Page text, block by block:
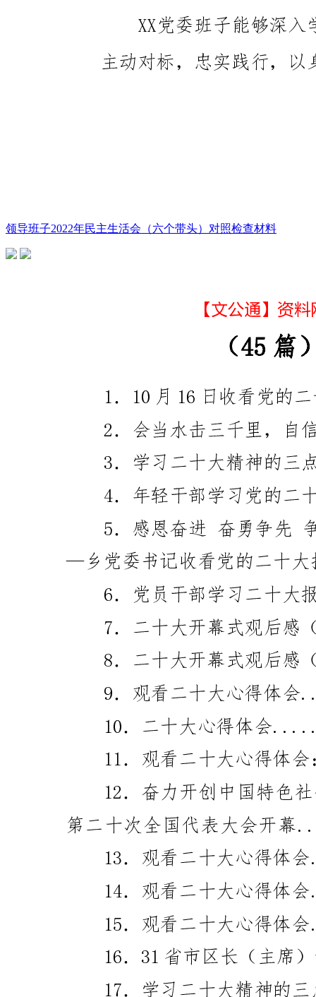
领导班子2022年民主生活会（六个带头）对照检查材料